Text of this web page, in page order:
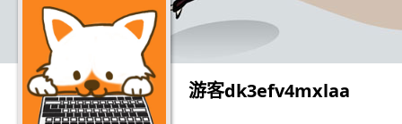
游客dk3efv4mxlaa